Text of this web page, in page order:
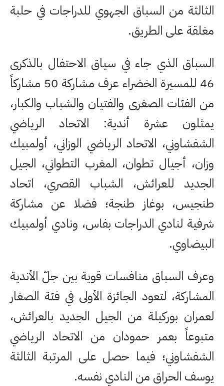
الثالثة من السباق الجهوي للدراجات في حلبة
مغلقة على الطريق.
السباق الذي جاء في سياق الاحتفال بالذكرى
46 للمسيرة الخضراء عرف مشاركة 50 مشاركاً
من الفئات الصغرى والفتيان والشباب والكبار،
يمثلون عشرة أندية: الاتحاد الرياضي
الشفشاوني، الاتحاد الرياضي الوزاني، أولمبيك
وزان، أجيال تطوان، المغرب التطواني، الجيل
الجديد للعرائش، الشباب القصري، اتحاد
طنجيس، بوغاز طنجة؛ فضلا عن مشاركة
شرفية لنادي الدراجات بفاس، ونادي أولمبيك
البيضاوي.
وعرف السباق منافسات قوية بين جلّ الأندية
المشاركة، لتعود الجائزة الأولى في فئة الصغار
لعمران بوركيلة من الجيل الجديد بالعرائش،
متبوعاً بعمر حمودان من الاتحاد الرياضي
الشفشاوني؛ فيما حصل على المرتبة الثالثة
يوسف الحراق من النادي نفسه.